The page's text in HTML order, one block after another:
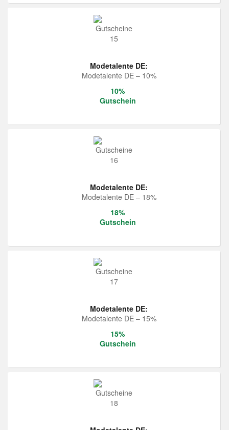
Modetalente DE:
Modetalente DE – 10%
10%
Gutschein
Modetalente DE:
Modetalente DE – 18%
18%
Gutschein
Modetalente DE:
Modetalente DE – 15%
15%
Gutschein